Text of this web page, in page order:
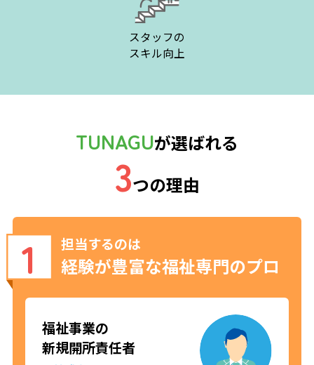
スタッフの
スキル向上
TUNAGUが選ばれる
3つの理由
1 担当するのは
経験が豊富な福祉専門のプロ
福祉事業の
新規開所責任者